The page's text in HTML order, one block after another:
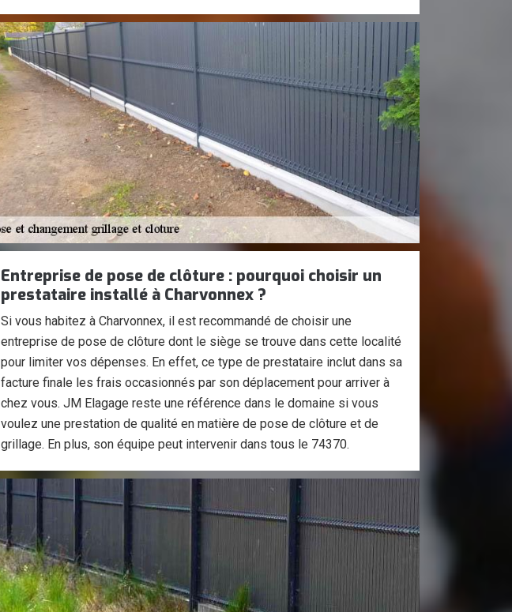
Entreprise de pose de clôture : pourquoi choisir un
prestataire installé à Charvonnex ?
Si vous habitez à Charvonnex, il est recommandé de choisir une
entreprise de pose de clôture dont le siège se trouve dans cette localité
pour limiter vos dépenses. En effet, ce type de prestataire inclut dans sa
facture finale les frais occasionnés par son déplacement pour arriver à
chez vous. JM Elagage reste une référence dans le domaine si vous
voulez une prestation de qualité en matière de pose de clôture et de
grillage. En plus, son équipe peut intervenir dans tous le 74370.